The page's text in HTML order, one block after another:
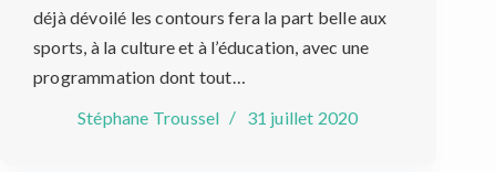
déjà dévoilé les contours fera la part belle aux
sports, à la culture et à l’éducation, avec une
programmation dont tout…
Stéphane Troussel
31 juillet 2020